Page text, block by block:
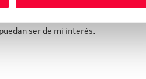
ser de mi interés.